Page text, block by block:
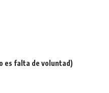
es falta de voluntad)